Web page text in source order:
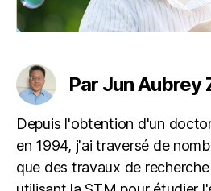
Par Jun Aubrey
Depuis l'obtention d'un
en 1994, j'ai traversé de
que des travaux de